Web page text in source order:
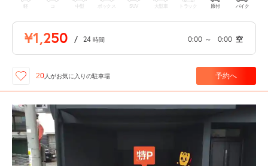
軽 中型 ボックス SUV 大型車 トラック 原付 バイク
¥1,250 / 24 時間 0:00 ～ 0:00 空
20人がお気に入りの駐車場 予約へ